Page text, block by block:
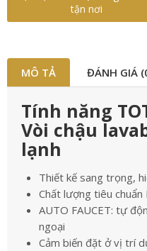
tận nơi
MÔ TẢ ĐÁNH GIÁ
Tính năng
Vòi chậu
lạnh
Thiết kế sang trọng,
Chất lượng tiêu chuẩn
AUTO FAUCET: tự
ngoại
Cảm biến đặt ở vị trí